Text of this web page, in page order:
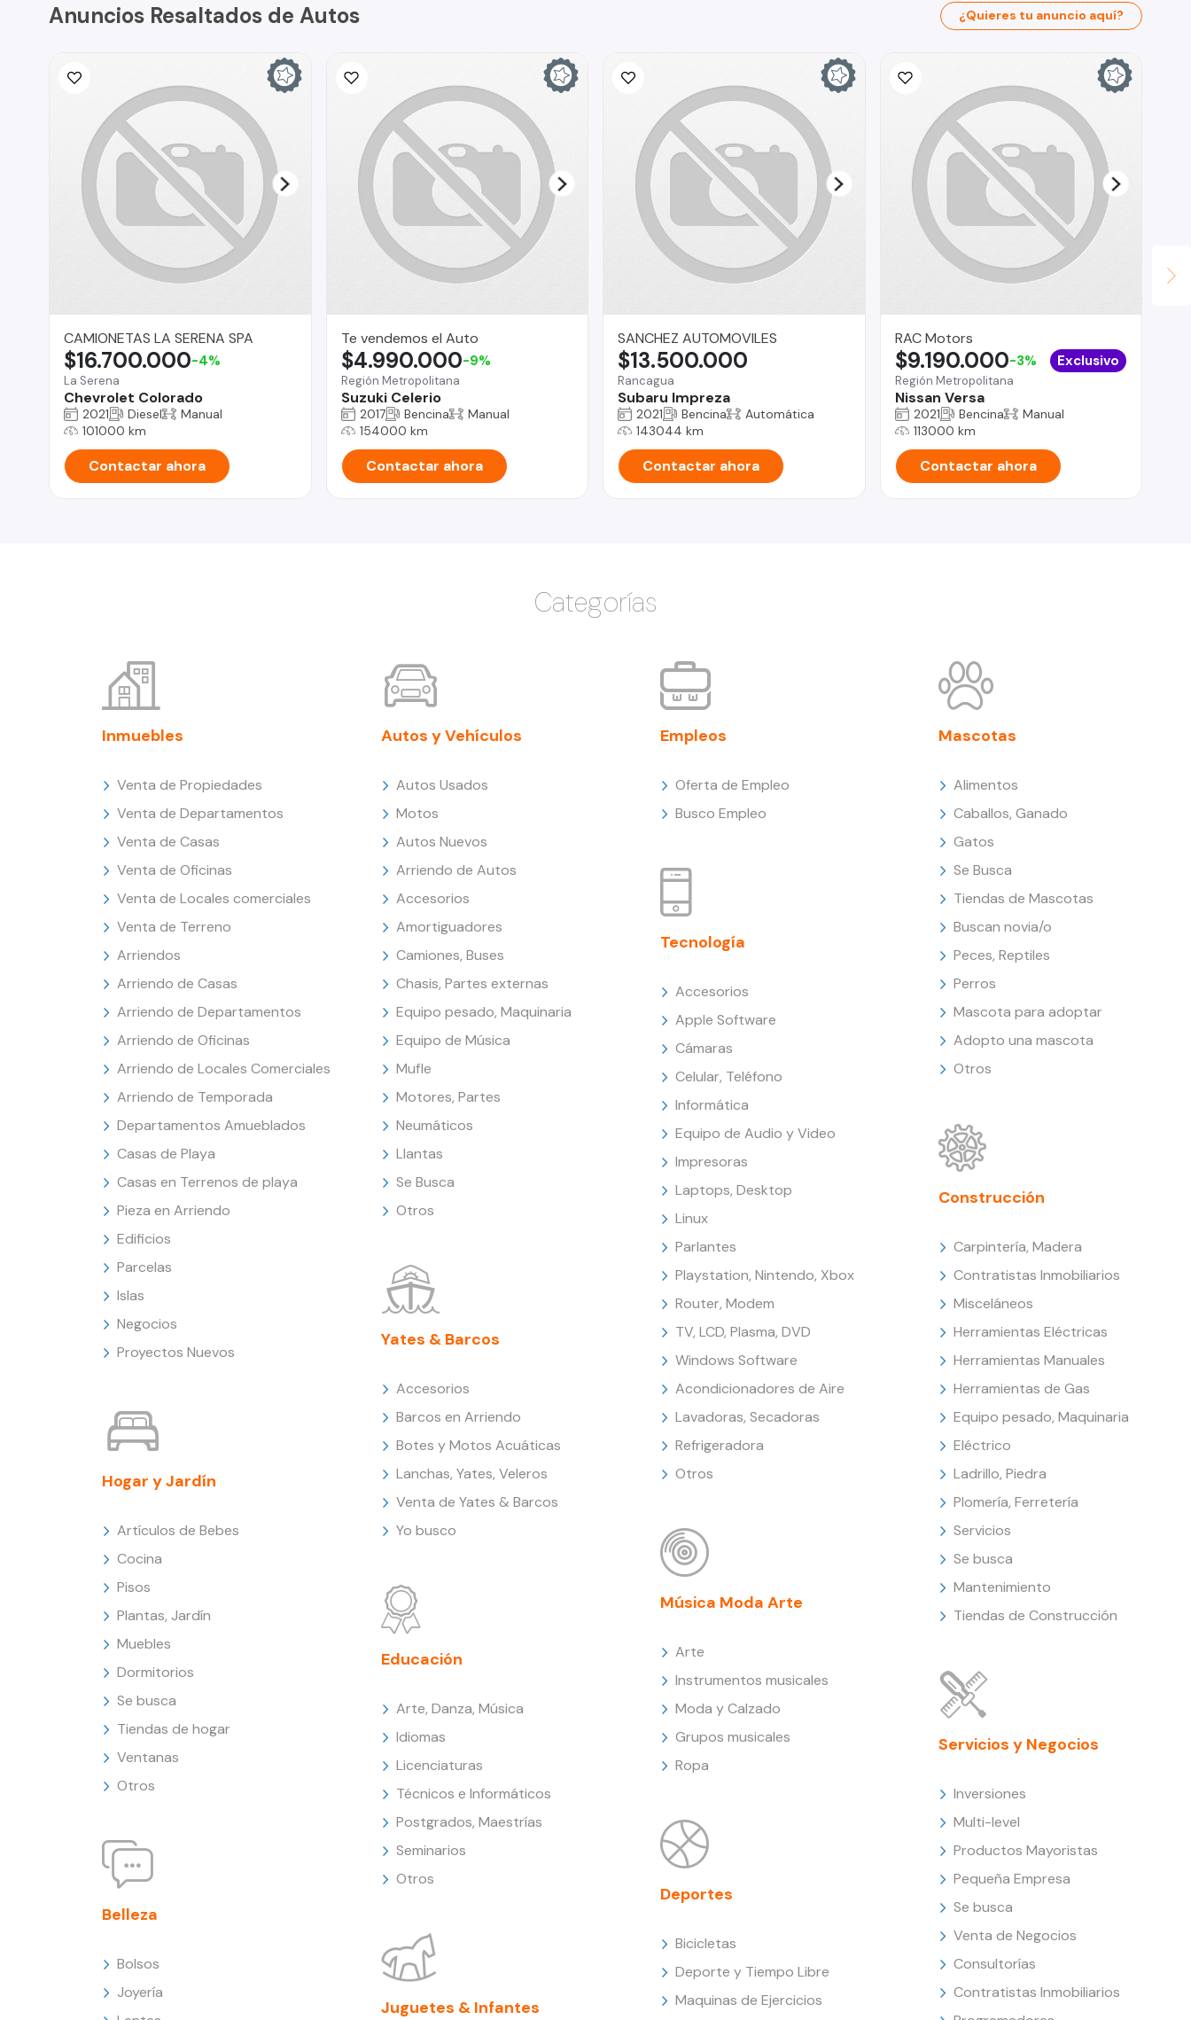
Anuncios Resaltados de Autos ¿Quieres tu anuncio aquí?
CAMIONETAS LA SERENA SPA
La Serena
Chevrolet Colorado
$16.700.000-4%
2021 Diesel
Manual
101000 km
Contactar ahora
Te vendemos el Auto
Región Metropolitana
Suzuki Celerio
$4.990.000-9%
2017 Bencina
Manual
154000 km
Contactar ahora
SANCHEZ AUTOMOVILES
Rancagua
Subaru Impreza
$13.500.000
2021 Bencina
Automática
143044 km
Contactar ahora
RAC Motors
Región Metropolitana
Nissan Versa
$9.190.000-3% Exclusivo
2021 Bencina
Manual
113000 km
Contactar ahora
Categorías
Inmuebles
Venta de Propiedades
Venta de Departamentos
Venta de Casas
Venta de Oficinas
Venta de Locales comerciales
Venta de Terreno
Arriendos
Arriendo de Casas
Arriendo de Departamentos
Arriendo de Oficinas
Arriendo de Locales Comerciales
Arriendo de Temporada
Departamentos Amueblados
Casas de Playa
Casas en Terrenos de playa
Pieza en Arriendo
Edificios
Parcelas
Islas
Negocios
Proyectos Nuevos
Hogar y Jardín
Artículos de Bebes
Cocina
Pisos
Plantas, Jardín
Muebles
Dormitorios
Se busca
Tiendas de hogar
Ventanas
Otros
Belleza
Bolsos
Joyería
Autos y Vehículos
Autos Usados
Motos
Autos Nuevos
Arriendo de Autos
Accesorios
Amortiguadores
Camiones, Buses
Chasis, Partes externas
Equipo pesado, Maquinaria
Equipo de Música
Mufle
Motores, Partes
Neumáticos
Llantas
Se Busca
Otros
Yates & Barcos
Accesorios
Barcos en Arriendo
Botes y Motos Acuáticas
Lanchas, Yates, Veleros
Venta de Yates & Barcos
Yo busco
Educación
Arte, Danza, Música
Idiomas
Licenciaturas
Técnicos e Informáticos
Postgrados, Maestrías
Seminarios
Otros
Juguetes & Infantes
Empleos
Oferta de Empleo
Busco Empleo
Tecnología
Accesorios
Apple Software
Cámaras
Celular, Teléfono
Informática
Equipo de Audio y Video
Impresoras
Laptops, Desktop
Linux
Parlantes
Playstation, Nintendo, Xbox
Router, Modem
TV, LCD, Plasma, DVD
Windows Software
Acondicionadores de Aire
Lavadoras, Secadoras
Refrigeradora
Otros
Música Moda Arte
Arte
Instrumentos musicales
Moda y Calzado
Grupos musicales
Ropa
Deportes
Bicicletas
Deporte y Tiempo Libre
Maquinas de Ejercicios
Mascotas
Alimentos
Caballos, Ganado
Gatos
Se Busca
Tiendas de Mascotas
Buscan novia/o
Peces, Reptiles
Perros
Mascota para adoptar
Adopto una mascota
Otros
Construcción
Carpintería, Madera
Contratistas Inmobiliarios
Misceláneos
Herramientas Eléctricas
Herramientas Manuales
Herramientas de Gas
Equipo pesado, Maquinaria
Eléctrico
Ladrillo, Piedra
Plomería, Ferretería
Servicios
Se busca
Mantenimiento
Tiendas de Construcción
Servicios y Negocios
Inversiones
Multi-level
Productos Mayoristas
Pequeña Empresa
Se busca
Venta de Negocios
Consultorías
Contratistas Inmobiliarios